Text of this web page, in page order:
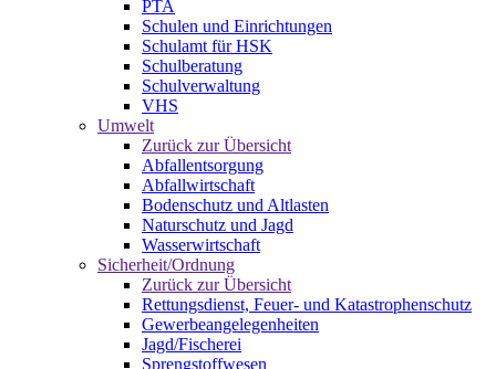
PTA
Schulen und Einrichtungen
Schulamt für HSK
Schulberatung
Schulverwaltung
VHS
Umwelt
Zurück zur Übersicht
Abfallentsorgung
Abfallwirtschaft
Bodenschutz und Altlasten
Naturschutz und Jagd
Wasserwirtschaft
Sicherheit/Ordnung
Zurück zur Übersicht
Rettungsdienst, Feuer- und Katastrophenschutz
Gewerbeangelegenheiten
Jagd/Fischerei
Sprengstoffwesen